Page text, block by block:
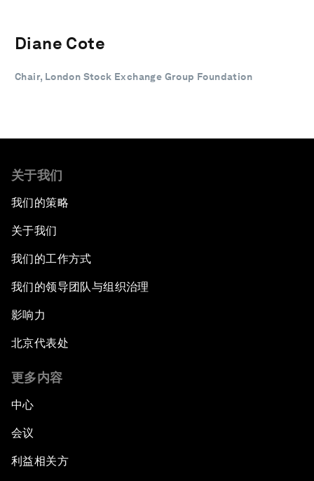
Diane Cote
Chair, London Stock Exchange Group Foundation
关于我们
我们的策略
关于我们
我们的工作方式
我们的领导团队与组织治理
影响力
北京代表处
更多内容
中心
会议
利益相关方